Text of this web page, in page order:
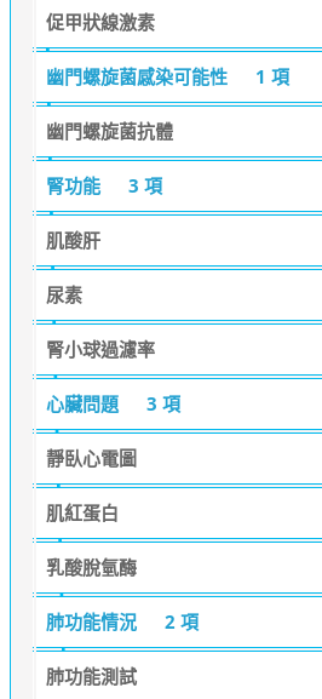
促甲狀線激素
幽門螺旋菌感染可能性 1 項
幽門螺旋菌抗體
腎功能 3 項
肌酸肝
尿素
腎小球過濾率
心臟問題 3 項
靜臥心電圖
肌紅蛋白
乳酸脫氫酶
肺功能情況 2 項
肺功能測試